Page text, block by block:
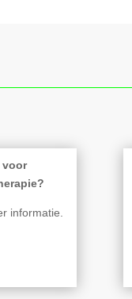
voor
informatie.